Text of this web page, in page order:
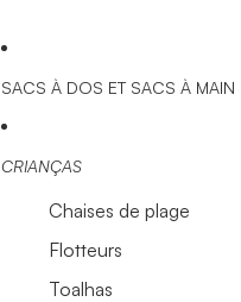
SACS À DOS ET SACS À MAIN
CRIANÇAS
Chaises de plage
Flotteurs
Toalhas